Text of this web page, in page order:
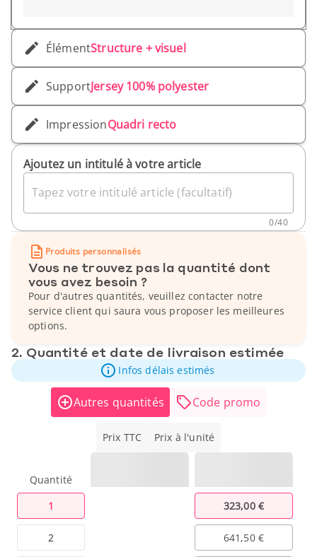
ÉlémentStructure + visuel
SupportJersey 100% polyester
ImpressionQuadri recto
Ajoutez un intitulé à votre article
Tapez votre intitulé article (facultatif)
0/40
Produits personnalisés
Vous ne trouvez pas la quantité dont
vous avez besoin ?
Pour d'autres quantités, veuillez contacter notre
service client qui saura vous proposer les meilleures
options.
2. Quantité et date de livraison estimée
Infos délais estimés
Autres quantités Code promo
Prix TTC Prix à l'unité
Quantité
1
2
323,00 €
641,50 €